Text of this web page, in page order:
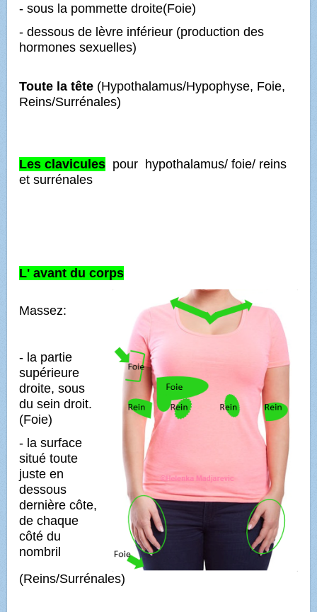
- sous la pommette droite(Foie)
- dessous de lèvre inférieur (production des
hormones sexuelles)
Toute la tête (Hypothalamus/Hypophyse, Foie,
Reins/Surrénales)
Les clavicules pour hypothalamus/foie/ reins
et surrénales
L' avant du corps
Massez:
- la partie
supérieure
droite,sous
du sein droit.
(Foie)
- la surface
situé toute
juste en
dessous
dernière côte,
de chaque
côté du
nombril
(Reins/Surrénales)